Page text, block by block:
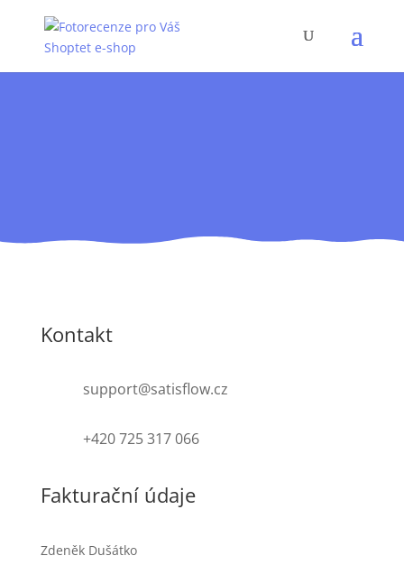
Kontakt
support@satisflow.cz
+420 725 317 066
Fakturační údaje
Zdeněk Dušátko